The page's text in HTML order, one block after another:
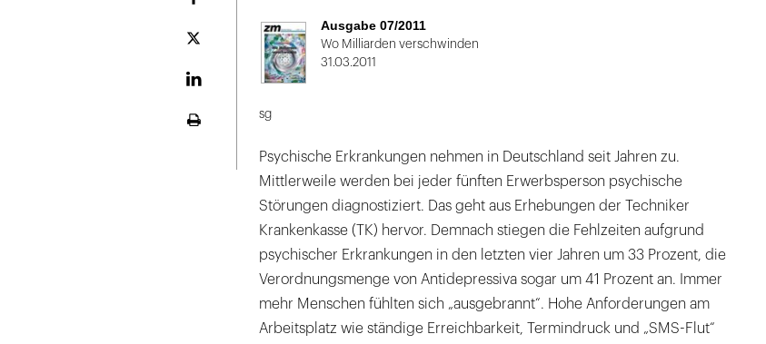
Plattform
Ausgabe 07/2011
Wo Milliarden verschwinden
31.03.2011
sg
Psychische Erkrankungen nehmen in Deutschland seit Jahren zu.
Mittlerweile werden bei jeder fünften Erwerbsperson psychische
Störungen diagnostiziert. Das geht aus Erhebungen der Techniker
Krankenkasse (TK) hervor. Demnach stiegen die Fehlzeiten aufgrund
psychischer Erkrankungen in den letzten vier Jahren um 33 Prozent, die
Verordnungsmenge von Antidepressiva sogar um 41 Prozent an. Immer
mehr Menschen fühlten sich „ausgebrannt“. Hohe Anforderungen am
Arbeitsplatz wie ständige Erreichbarkeit, Termindruck und „SMS-Flut“